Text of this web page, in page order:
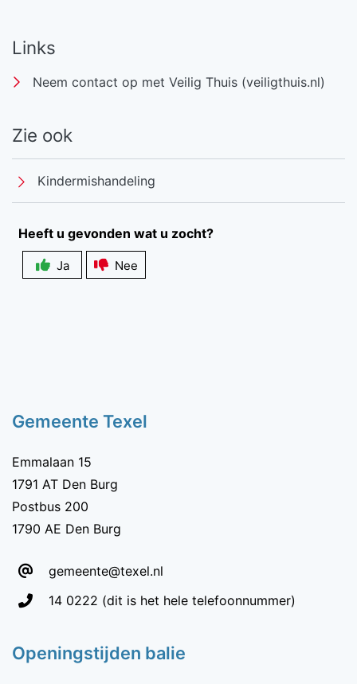
Links
Neem contact op met Veilig Thuis (veiligthuis.nl)
Zie ook
Kindermishandeling
Heeft u gevonden wat u zocht?
Ja Nee
Gemeente Texel
Emmalaan 15
1791 AT Den Burg
Postbus 200
1790 AE Den Burg
gemeente@texel.nl
Telefoon:
14 0222 (dit is het hele telefoonnummer)
Openingstijden balie